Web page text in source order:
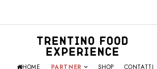
HOME PARTNER SHOP CONTATTI